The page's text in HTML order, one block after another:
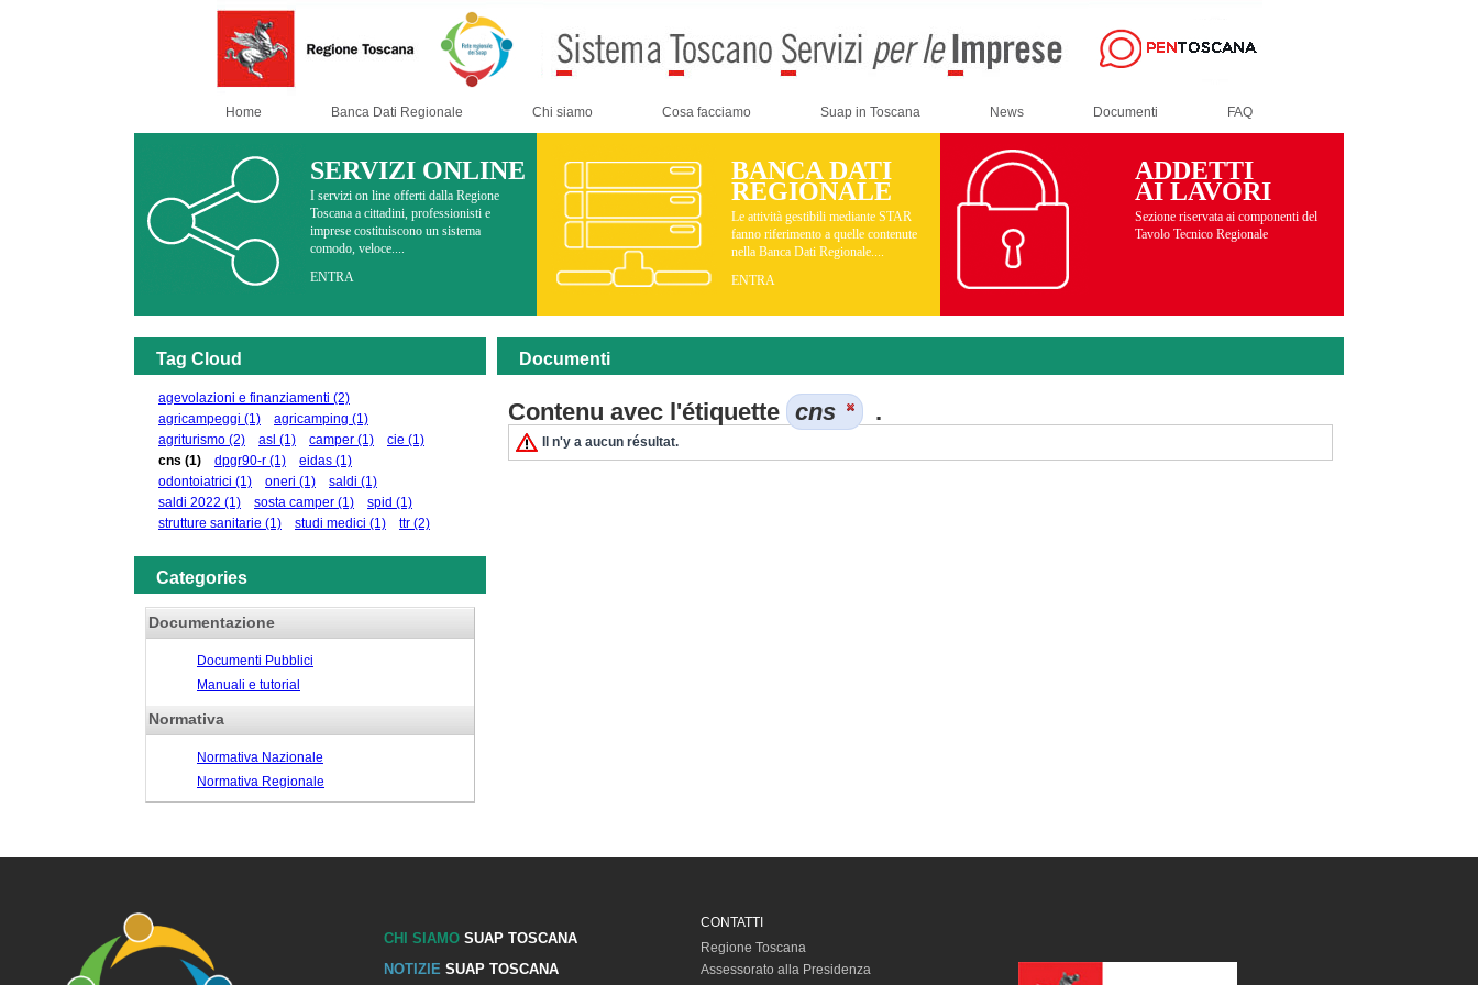
Home Banca Dati Regionale Chi siamo Cosa facciamo Suap in Toscana News Documenti FAQ
ADDETTI
AI LAVORI
Sezione riservata ai componenti del
Tavolo Tecnico Regionale
SERVIZI ONLINE
I servizi on line offerti dalla Regione
Toscana a cittadini, professionisti e
imprese costituiscono un sistema
comodo, veloce....
ENTRA
BANCA DATI
REGIONALE
Le attività gestibili mediante STAR
fanno riferimento a quelle contenute
nella Banca Dati Regionale....
ENTRA
Tag Cloud
agevolazioni e finanziamenti (2)
agricampeggi (1) agricamping (1)
agriturismo (2) asl (1) camper (1) cie (1)
cns (1) dpgr90-r (1) eidas (1)
odontoiatrici (1) oneri (1) saldi (1)
saldi 2022 (1) sosta camper (1) spid (1)
strutture sanitarie (1) studi medici (1) ttr (2)
Categories
Documentazione
Documenti Pubblici
Manuali e tutorial
Normativa
Normativa Nazionale
Normativa Regionale
Documenti
Contenu avec l'étiquette cns .
Il n'y a aucun résultat.
CHI SIAMOSUAP TOSCANA
NOTIZIE SUAP TOSCANA
CONTATTI
Regione Toscana
Assessorato alla Presidenza